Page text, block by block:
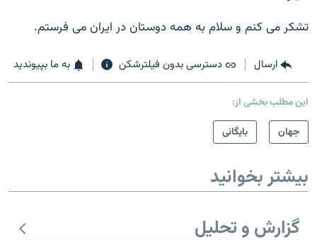
تشکر می کنم و سلام به همه دوستان در ايران می فرستم.
ارسال دسترسی بدون فیلترشکن به ما بپیوندید
این مطلب بخشی از:
جهان
بایگانی
بیشتر بخوانید
گزارش و تحلیل